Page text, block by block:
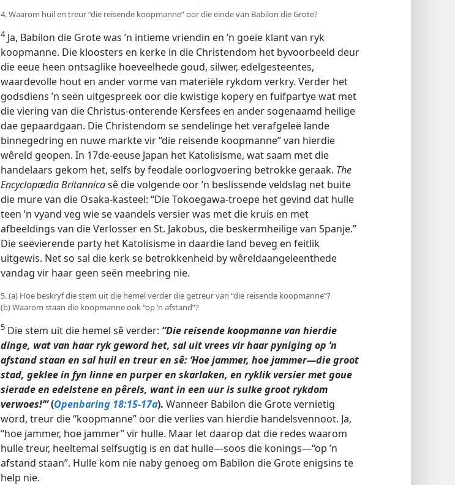
4. Waarom huil en treur “die reisende koopmanne” oor die einde van Babilon die Grote?
4Ja, Babilon die Grote was ’n intieme vriendin en ’n goeie klant van ryk
koopmanne. Die kloosters en kerke in die Christendom het byvoorbeeld deur
die eeue heen ontsaglike hoeveelhede goud, silwer, edelgesteentes,
waardevolle hout en ander vorme van materiële rykdom verkry. Verder het
godsdiens ’n seën uitgespreek oor die kwistige kopery en fuifpartye wat met
die viering van die Christus-onterende Kersfees en ander sogenaamd
heilige dae gepaardgaan. Die Christendom se sendelinge het verafgeleë
lande binnegedring en nuwe markte vir “die reisende koopmanne” van
hierdie wêreld geopen. In 17de-eeuse Japan het Katolisisme, wat saam met
die handelaars gekom het, selfs by feodale oorlogvoering betrokke geraak.
The Encyclopædia Britannicasê die volgende oor ’n beslissende veldslag net
buite die mure van die Osaka-kasteel: “Die Tokoegawa-troepe het gevind dat
hulle teen ’n vyand veg wie se vaandels versier was met die kruis en met
afbeeldings van die Verlosser en St. Jakobus, die beskermheilige van Spanje.”
Die seëvierende party het Katolisisme in daardie land beveg en feitlik
uitgewis. Net so sal die kerk se betrokkenheid by wêreldaangeleenthede
vandag vir haar geen seën meebring nie.
5. (a) Hoe beskryf die stem uit die hemel verder die getreur van “die reisende koopmanne”?
(b) Waarom staan die koopmanne ook “op ’n afstand”?
5 Die stem uit die hemel sê verder: “Die reisende koopmanne van hierdie
dinge, wat van haar ryk geword het, sal uit vrees vir haar pyniging op ’n
afstand staan en sal huil en treur en sê: ‘Hoe jammer, hoe jammer—die groot
stad, geklee in fyn linne en purper en skarlaken, en ryklik versier met goue
sierade en edelstene en pêrels, want in een uur is sulke groot rykdom
verwoes!’”(Openbaring 18:15-17a). Wanneer Babilon die Grote vernietig
word, treur die “koopmanne” oor die verlies van hierdie handelsvennoot. Ja,
“hoe jammer, hoe jammer” vir hulle. Maar let daarop dat die redes waarom
hulle treur, heeltemal selfsugtig is en dat hulle—soos die konings—“op ’n
afstand staan”. Hulle kom nie naby genoeg om Babilon die Grote enigsins te
help nie.